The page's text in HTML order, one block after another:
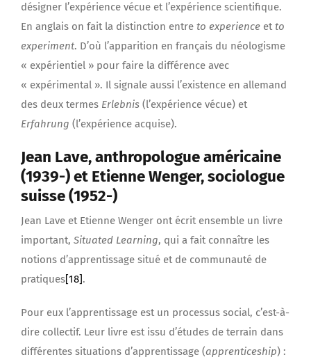
désigner l’expérience vécue et l’expérience scientifique.
En anglais on fait la distinction entre to experience etto
experiment. D’où l’apparition en français du néologisme
« expérientiel » pour faire la différence avec
« expérimental ». Il signale aussi l’existence en allemand
des deux termes Erlebnis (l’expérience vécue) et
Erfahrung (l’expérience acquise).
Jean Lave, anthropologue américaine
(1939-) et Etienne Wenger, sociologue
suisse (1952-)
Jean Lave et Etienne Wenger ont écrit ensemble un livre
important, Situated Learning, qui a fait connaître les
notions d’apprentissage situé et de communauté de
pratiques[18].
Pour eux l’apprentissage est un processus social, c’est-à-
dire collectif. Leur livre est issu d’études de terrain dans
différentes situations d’apprentissage (apprenticeship) :